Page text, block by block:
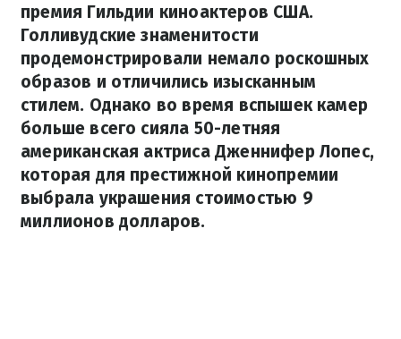
премия Гильдии киноактеров США.
Голливудские знаменитости
продемонстрировали немало роскошных
образов и отличились изысканным
стилем. Однако во время вспышек камер
больше всего сияла 50-летняя
американская актриса Дженнифер Лопес,
которая для престижной кинопремии
выбрала украшения стоимостью 9
миллионов долларов.